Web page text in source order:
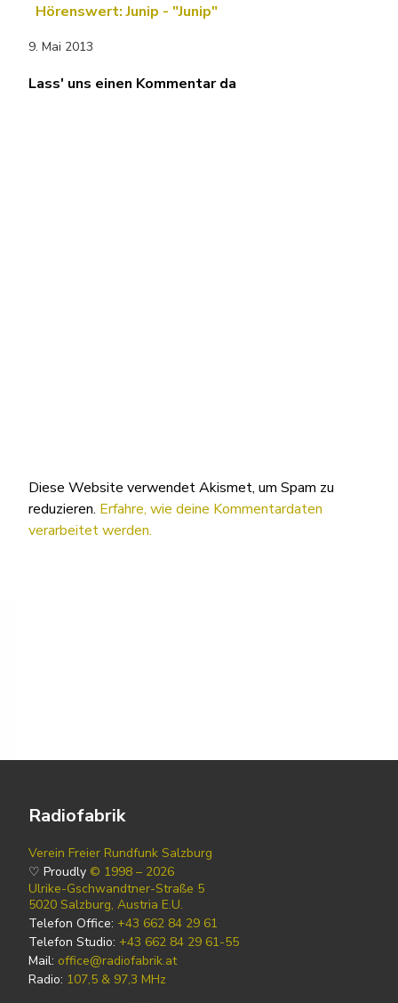
Hörenswert: Junip - "Junip"
9. Mai 2013
Lass' uns einen Kommentar da
Diese Website verwendet Akismet, um Spam zu
reduzieren. Erfahre, wie deine Kommentardaten
verarbeitet werden.
Radiofabrik
Verein Freier Rundfunk Salzburg
♡ Proudly © 1998 – 2026
Ulrike-Gschwandtner-Straße 5
5020 Salzburg, Austria E.U.
Telefon Office: +43 662 84 29 61
Telefon Studio: +43 662 84 29 61-55
Mail: office@radiofabrik.at
Radio: 107,5 & 97,3 MHz